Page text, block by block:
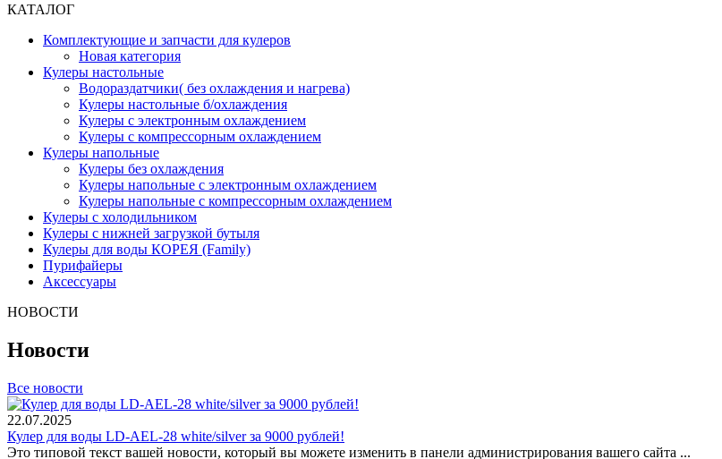
КАТАЛОГ
Комплектующие и запчасти для кулеров
Новая категория
Кулеры настольные
Водораздатчики( без охлаждения и нагрева)
Кулеры настольные б/охлаждения
Кулеры с электронным охлаждением
Кулеры с компрессорным охлаждением
Кулеры напольные
Кулеры без охлаждения
Кулеры напольные с электронным охлаждением
Кулеры напольные с компрессорным охлаждением
Кулеры с холодильником
Кулеры с нижней загрузкой бутыля
Кулеры для воды КОРЕЯ (Family)
Пурифайеры
Аксессуары
НОВОСТИ
Новости
Все новости
22.07.2025
Кулер для воды LD-AEL-28 white/silver за 9000 рублей!
Это типовой текст вашей новости, который вы можете изменить в панели администрирования вашего сайта ...